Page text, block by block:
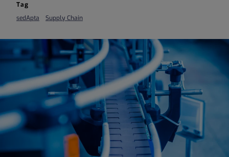
Tag
sedApta
Supply Chain